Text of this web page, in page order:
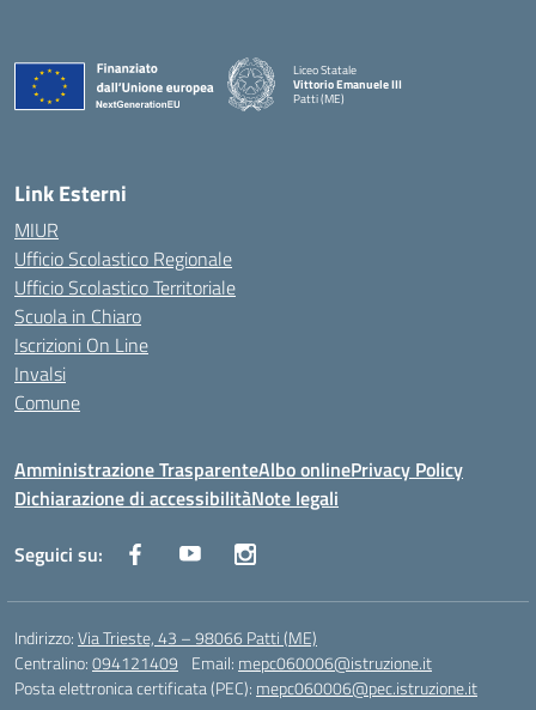
Liceo Statale
Vittorio Emanuele III
Patti (ME)
Link Esterni
MIUR
Ufficio Scolastico Regionale
Ufficio Scolastico Territoriale
Scuola in Chiaro
Iscrizioni On Line
Invalsi
Comune
Amministrazione TrasparenteAlbo onlinePrivacy Policy
Dichiarazione di accessibilitàNote legali
Seguici su:
Indirizzo:Via Trieste, 43 – 98066 Patti (ME)
Centralino:094121409 Email: mepc060006@istruzione.it
Posta elettronica certificata (PEC): mepc060006@pec.istruzione.it